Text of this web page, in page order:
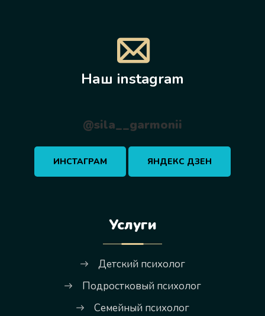
Наш instagram
@sila__garmonii
ИНСТАГРАМ ЯНДЕКС ДЗЕН
Услуги
Детский психолог
Подростковый психолог
Семейный психолог